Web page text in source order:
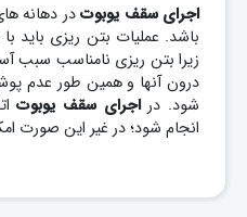
اجرای سقف یوبوتدر دهانه
باشد. عملیات بتن ریزی باید
زیرا بتن ریزی نامناسب سبب
درون آنها و همین طور عدم
شود. دراجرای سقف یوبوت
انجام شود؛ در غیر این صورت